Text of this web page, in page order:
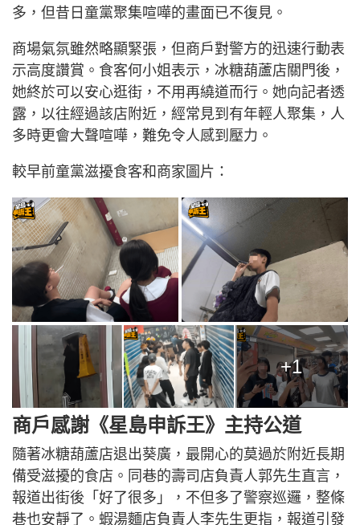
多，但昔日童黨聚集喧嘩的畫面已不復見。
商場氣氛雖然略顯緊張，但商戶對警方的迅速行動表
示高度讚賞。食客何小姐表示，冰糖葫蘆店關門後，
她終於可以安心逛街，不用再繞道而行。她向記者透
露，以往經過該店附近，經常見到有年輕人聚集，人
多時更會大聲喧嘩，難免令人感到壓力。
較早前童黨滋擾食客和商家圖片：
+1
商戶感謝《星島申訴王》主持公道
隨著冰糖葫蘆店退出葵廣，最開心的莫過於附近長期
備受滋擾的食店。同巷的壽司店負責人郭先生直言，
報道出街後「好了很多」，不但多了警察巡邏，整條
巷也安靜了。蝦湯麵店負責人李先生更指，報道引發